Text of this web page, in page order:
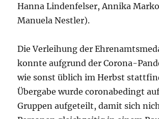
Hanna Lindenfelser, Annika
Manuela Nestler).
Die Verleihung der
konnte aufgrund der Corona-
wie sonst üblich im Herbst
Übergabe wurde coronabedingt
Gruppen aufgeteilt, damit sich